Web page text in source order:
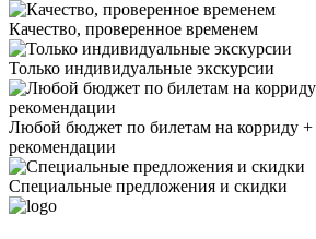
Качество, проверенное временем
Только индивидуальные экскурсии
Любой бюджет по билетам на корриду +
рекомендации
Специальные предложения и скидки